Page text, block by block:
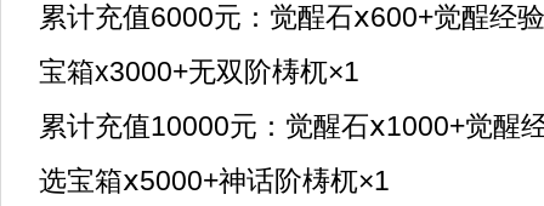
累计充值6000元：觉酲石ⅹ600+觉酲经
宝箱x3000+无双阶梼杌×1
累计充值10000元：觉醒石ⅹ1000+觉醒
选宝箱ⅹ5000+神话阶梼杌×1